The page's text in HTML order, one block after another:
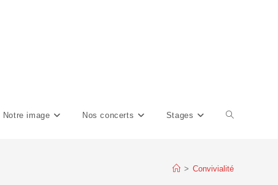
Notre image Nos concerts Stages
> Convivialité